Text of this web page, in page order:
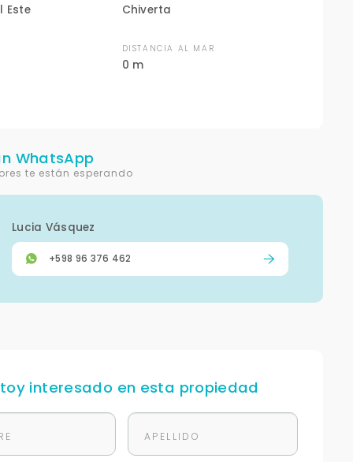
Este Chiverta
DISTANCIA AL MAR
0 m
WhatsApp
te están esperando
Lucia Vásquez
+598 96 376 462
interesado en esta propiedad